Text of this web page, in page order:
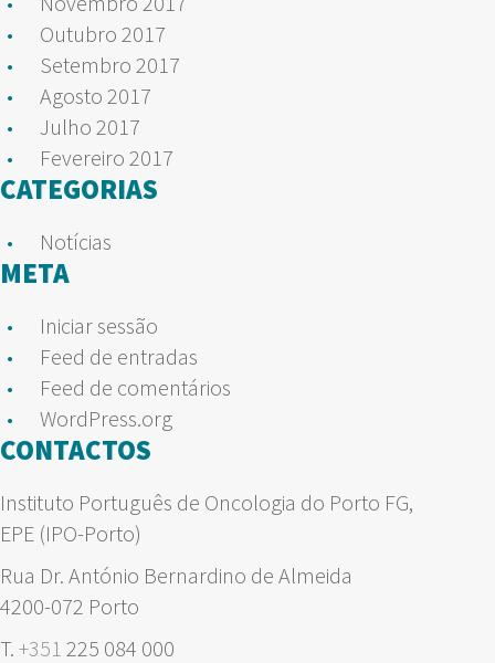
Outubro 2017
Setembro 2017
Agosto 2017
Julho 2017
Fevereiro 2017
CATEGORIAS
Notícias
META
Iniciar sessão
Feed de entradas
Feed de comentários
WordPress.org
CONTACTOS
Instituto Português de Oncologia do Porto FG,
EPE (IPO-Porto)
Rua Dr. António Bernardino de Almeida
4200-072 Porto
T. +351 225 084 000